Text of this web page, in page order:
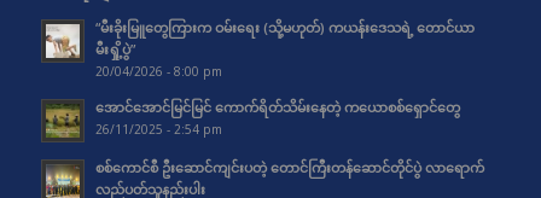
“မီးခိုးမြူတွေကြားက ဝမ်းရေး (သို့မဟုတ်) ကယန်းဒေသရဲ့ တောင်ယာ
မီးရှို့ပွဲ”
20/04/2026 - 8:00 pm
အောင်အောင်မြင်မြင် ကောက်ရိတ်သိမ်းနေတဲ့ ကယောစစ်ရှောင်တွေ
26/11/2025 - 2:54 pm
စစ်ကောင်စီ ဦးဆောင်ကျင်းပတဲ့ တောင်ကြီးတန်ဆောင်တိုင်ပွဲ လာရောက်
လည်ပတ်သူနည်းပါး